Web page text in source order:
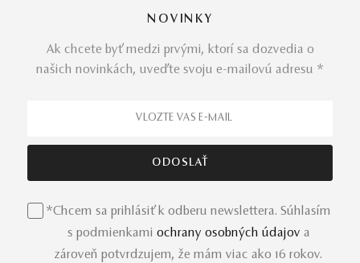
NOVINKY
Ak chcete byť medzi prvými, ktorí sa dozvedia o
našich novinkách, uveďte svoju e-mailovú adresu *
*Chcem sa prihlásiť k odberu newslettera. Súhlasím
s podmienkami ochrany osobných údajov a
zároveň potvrdzujem, že mám viac ako 16 rokov.